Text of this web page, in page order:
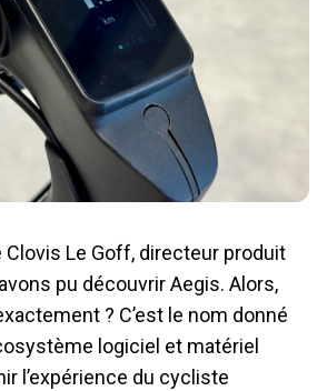
Le Goff, directeur produit
pu découvrir Aegis. Alors,
? C’est le nom donné
logiciel et matériel
l’expérience du cycliste